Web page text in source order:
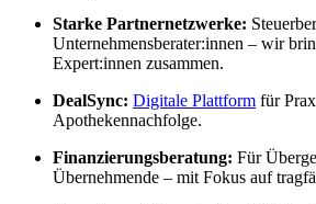
Starke Partnernetzwerke:
Unternehmensberater:innen – wir
Expert:innen zusammen.
DealSync: Digitale Plattform für
Apothekennachfolge.
Finanzierungsberatung: Für
Übernehmende – mit Fokus auf